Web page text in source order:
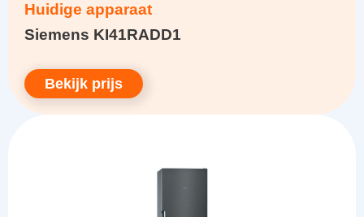
Huidige apparaat
Siemens KI41RADD1
Bekijk prijs